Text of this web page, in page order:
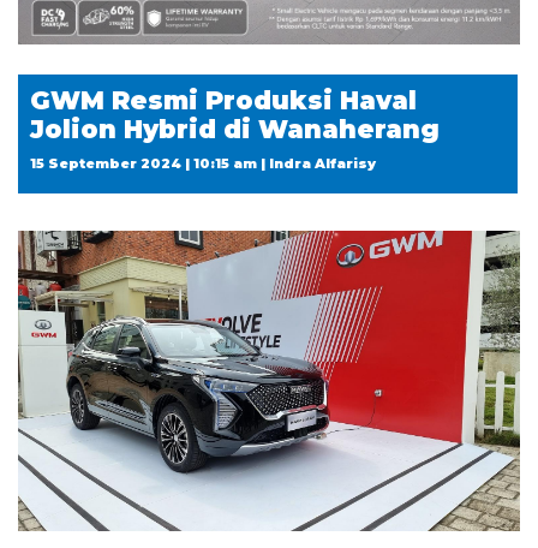
GWM Resmi Produksi Haval
Jolion Hybrid di Wanaherang
15 September 2024 | 10:15 am | Indra Alfarisy